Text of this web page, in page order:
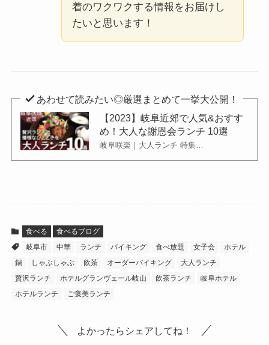
着のワクワクする情報をお届けし
たいと思います！
あわせて読みたい◎厳選まとめて一挙大公開！
【2023】岐阜近郊で人気&おすす
め！大人な謝恩会ランチ 10選
岐阜咲楽｜大人ランチ 特集…
食べる
食べるブログ
岐阜市
中華 ランチ バイキング 食べ放題 女子会
ホテル
鍋
しゃぶしゃぶ 飲茶 オーダーバイキング
大人ランチ
贅沢ランチ
ホテルグランヴェール岐山 飲茶ランチ
岐阜ホテル
ホテルランチ
ご褒美ランチ
よかったらシェアしてね！